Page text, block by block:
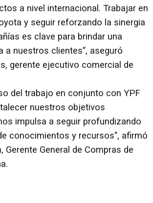
a nivel internacional. Trabajar en
y seguir reforzando la sinergia
es clave para brindar una
a nuestros clientes”, aseguró
gerente ejecutivo comercial de
del trabajo en conjunto con YPF
nuestros objetivos
impulsa a seguir profundizando
conocimientos y recursos", afirmó
Gerente General de Compras de